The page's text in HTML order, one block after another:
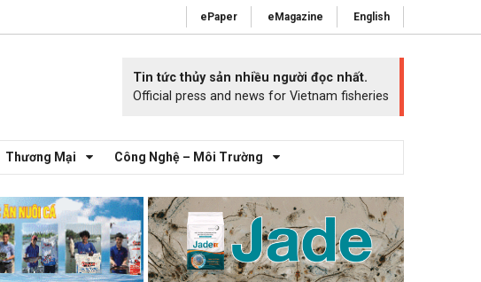
ePaper eMagazine English
Tin tức thủy sản nhiều người đọc nhất.
Official press and news for Vietnam fisheries
Thương Mại Công Nghệ – Môi Trường